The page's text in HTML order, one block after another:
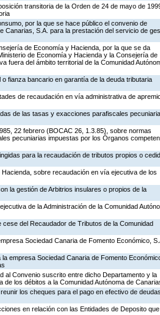
transitoria de la Orden de 24 de mayo de
por la que se hace público el convenio de
Canarias, S.A. para la prestación del servicio de
de Economía y Hacienda, por la que se da
de Economía y Hacienda y la Consejería de
fuera del ámbito territorial de la Comunidad
fianza bancario en garantía de la deuda tributaria
de recaudación en vía administrativa de
de las tasas y exacciones parafiscales
22 febrero (BOCAC 26, 1.3.85), sobre normas
pecuniarias impuestas por los Órganos
para la recaudación de tributos propios o
sobre recaudación en vía ejecutiva de los
la gestión de Arbitrios insulares o propios de la
de la Administración de la Comunidad
del Recaudador de Tributos de la Comunidad
Sociedad Canaria de Fomento Económico,
empresa Sociedad Canaria de Fomento
al Convenio suscrito entre dicho Departamento y la
los débitos a la Comunidad Autónoma de
los cheques para el pago en efectivo de
en relación con las Entidades de Deposito que